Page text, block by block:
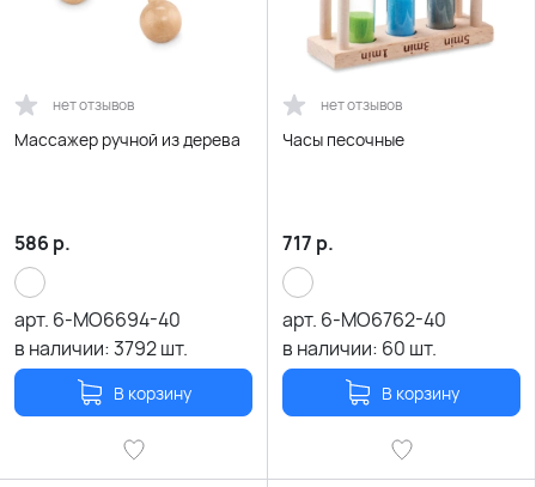
нет отзывов
Массажер ручной из дерева
586 р.
арт. 6-MO6694-40
в наличии:3792шт.
В корзину
нет отзывов
Часы песочные
717 р.
арт. 6-MO6762-40
в наличии: 60 шт.
В корзину